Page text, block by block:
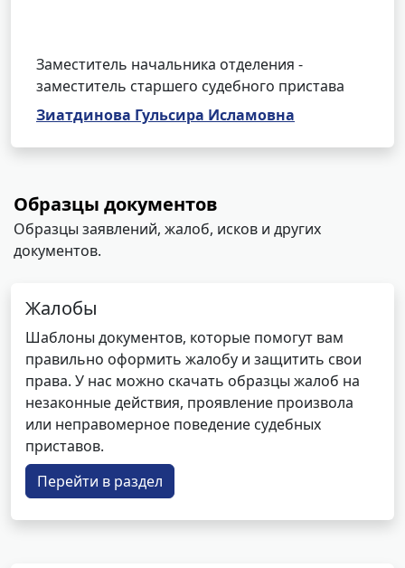
Заместитель начальника отделения -
заместитель старшего судебного пристава
Зиатдинова Гульсира Исламовна
Образцы документов
Образцы заявлений, жалоб, исков и других
документов.
Жалобы
Шаблоны документов, которые помогут вам
правильно оформить жалобу и защитить свои
права. У нас можно скачать образцы жалоб на
незаконные действия, проявление произвола
или неправомерное поведение судебных
приставов.
Перейти в раздел